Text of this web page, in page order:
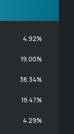
4.92%
19.00%
38.34%
19.47%
4.29%